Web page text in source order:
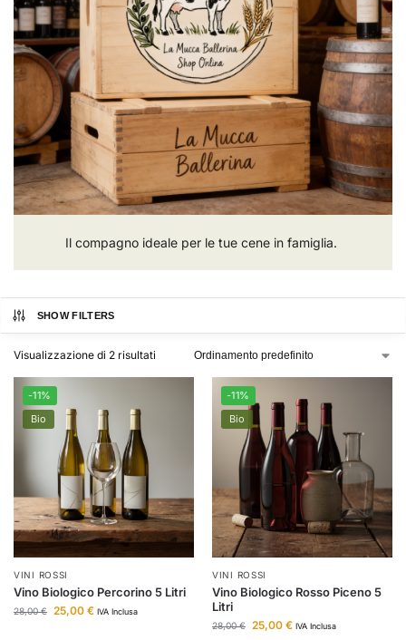
Il compagno ideale per le tue cene in famiglia.
SHOW FILTERS
Visualizzazione di 2 risultati
-11%
Bio
VINI ROSSI
Vino Biologico Percorino 5 Litri
28,00€ 25,00 € IVA Inclusa
-11%
Bio
VINI ROSSI
Vino Biologico Rosso Piceno 5
Litri
28,00€ 25,00 € IVA Inclusa